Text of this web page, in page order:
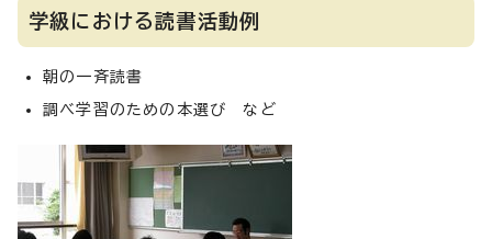
学級における読書活動例
朝の一斉読書
調べ学習のための本選び など